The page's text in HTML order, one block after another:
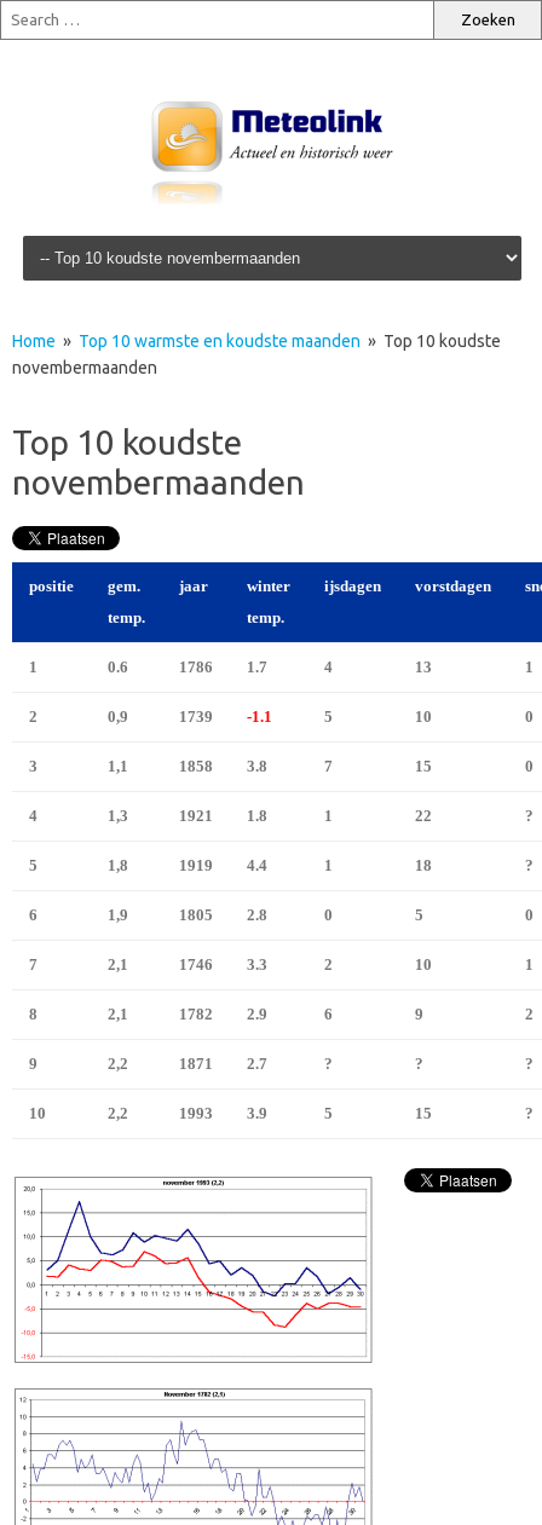
Skip to content
Home » Top 10 warmste en koudste maanden » Top 10 koudste
novembermaanden
Top 10 koudste
novembermaanden
positie
gem.
temp.
jaar
winter
temp.
ijsdagen vorstdagen
1 0.6 1786 1.7 4 13 1
2 0,9 1739 -1.1 5 10 0
3 1,1 1858 3.8 7 15 0
4 1,3 1921 1.8 1 22 ?
5 1,8 1919 4.4 1 18 ?
6 1,9 1805 2.8 0 5 0
7 2,1 1746 3.3 2 10 1
8 2,1 1782 2.9 6 9 2
9 2,2 1871 2.7 ? ? ?
10 2,2 1993 3.9 5 15 ?